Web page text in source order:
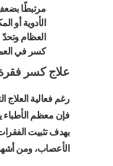
مرتبطًا
الأدوية أو
العظام
كسر في
علاج كسر
رغم فعالية
فإن معظم الأطباء
بهدف تثبيت
الأعصاب، ومن